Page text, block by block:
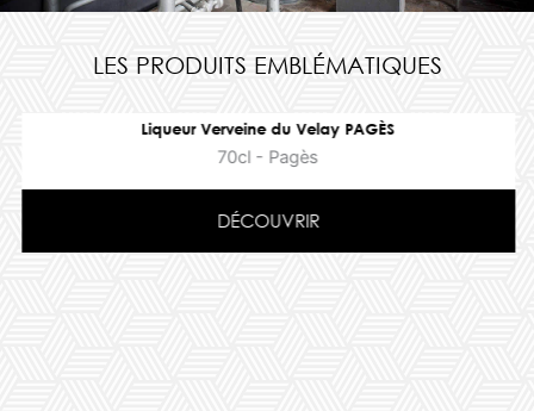
LES PRODUITS EMBLÉMATIQUES
Liqueur Verveine du Velay PAGÈS
70cl - Pagès
DÉCOUVRIR